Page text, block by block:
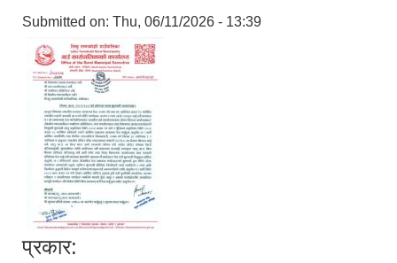
Submitted on: Thu, 06/11/2026 - 13:39
प्रकार: